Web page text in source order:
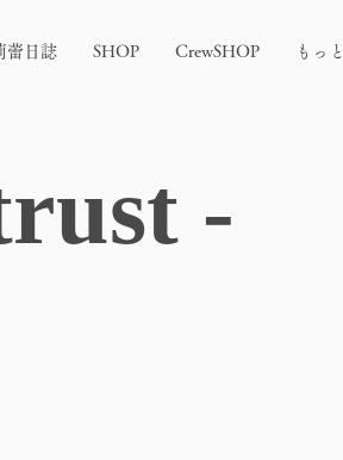
蕾日誌 SHOP CrewSHOP もっ
-